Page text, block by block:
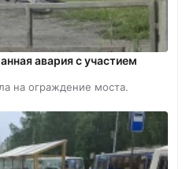
авария с участием
на ограждение моста.